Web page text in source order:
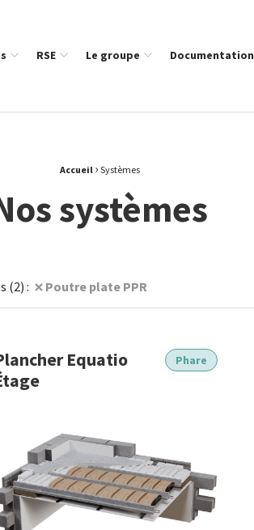
RSE Le groupe Documentation
Accueil › Systèmes
systèmes
(2) : Poutre plate PPR
Phare
Equatio